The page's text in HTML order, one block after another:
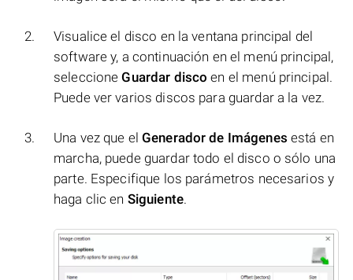
Visualice el disco en la ventana principal del
software y, a continuación en el menú principal,
seleccioneGuardar disco en el menú principal.
Puede ver varios discos para guardar a la vez.
Una vez que el Generador de Imágenes está en
marcha, puede guardar todo el disco o sólo una
parte. Especifique los parámetros necesarios y
haga clic en Siguiente.